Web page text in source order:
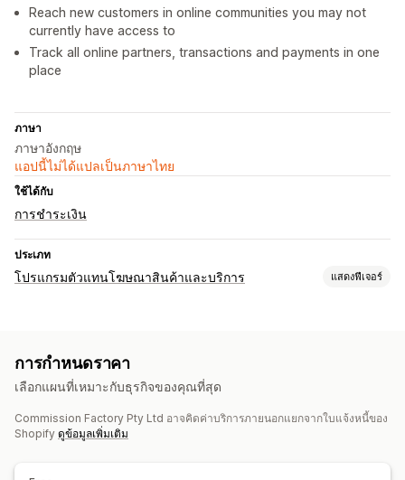
Reach new customers in online communities you may not
currently have access to
Track all online partners, transactions and payments in one
place
ภาษา
ภาษาอังกฤษ
แอปนี้ไม่ได้แปลเป็นภาษาไทย
ใช้ได้กับ
การชำระเงิน
ประเภท
โปรแกรมตัวแทนโฆษณาสินค้าและบริการ แสดงฟีเจอร์
การกำหนดราคา
เลือกแผนที่เหมาะกับธุรกิจของคุณที่สุด
Commission Factory Pty Ltd อาจคิดค่าบริการภายนอกแยกจากใบแจ้งหนี้ของ
Shopify ดูข้อมูลเพิ่มเติม